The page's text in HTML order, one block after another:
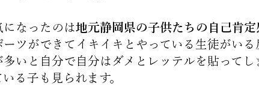
になったのは地元静岡県の子供たちの自己肯定
ーツができてイキイキとやっている生徒がい
多いと自分で自分はダメとレッテルを貼ってし
る子も見られます。